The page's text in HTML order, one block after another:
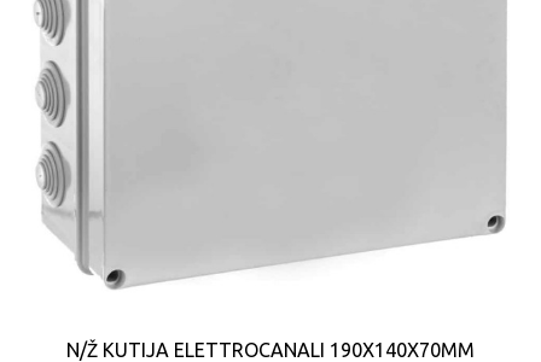
N/Ž KUTIJA ELETTROCANALI 190X140X70MM